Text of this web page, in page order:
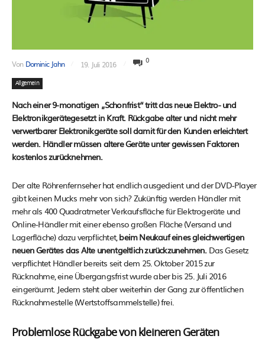
Von Dominic Jahn 19. Juli 2016 0
Allgemein
Nach einer 9-monatigen „Schonfrist“ tritt das neue Elektro- und
Elektronikgerätegesetzt in Kraft. Rückgabe alter und nicht mehr
verwertbarer Elektronikgeräte soll damit für den Kunden erleichtert
werden. Händler müssen altere Geräte unter gewissen Faktoren
kostenlos zurücknehmen.
Der alte Röhrenfernseher hat endlich ausgedient und der DVD-Player
gibt keinen Mucks mehr von sich? Zukünftig werden Händler mit
mehr als 400 Quadratmeter Verkaufsfläche für Elektrogeräte und
Online-Händler mit einer ebenso großen Fläche (Versand und
Lagerfläche) dazu verpflichtet,beim Neukauf eines gleichwertigen
neuen Gerätes das Alte unentgeltlich zurückzunehmen.Das Gesetz
verpflichtet Händler bereits seit dem 25. Oktober 2015 zur
Rücknahme, eine Übergangsfrist wurde aber bis 25. Juli 2016
eingeräumt. Jedem steht aber weiterhin der Gang zur öffentlichen
Rücknahmestelle (Wertstoffsammelstelle) frei.
Problemlose Rückgabe von kleineren Geräten